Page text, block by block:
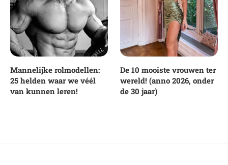
Mannelijke rolmodellen:
25 helden waar we véél
van kunnen leren!
De 10 mooiste vrouwen ter
wereld! (anno 2026, onder
de 30 jaar)